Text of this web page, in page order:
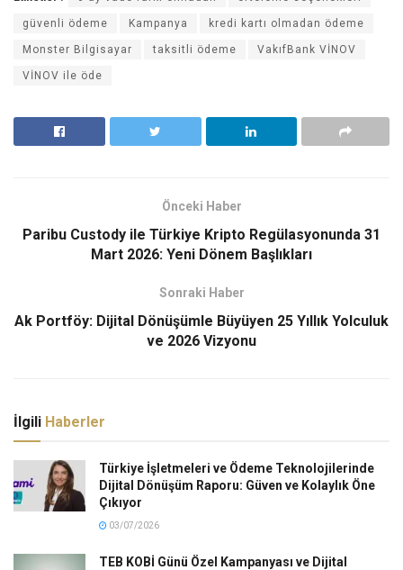
güvenli ödeme Kampanya kredi kartı olmadan ödeme
Monster Bilgisayar taksitli ödeme VakıfBank VİNOV
VİNOV ile öde
Önceki Haber
Paribu Custody ile Türkiye Kripto Regülasyonunda 31
Mart 2026: Yeni Dönem Başlıkları
Sonraki Haber
Ak Portföy: Dijital Dönüşümle Büyüyen 25 Yıllık Yolculuk
ve 2026 Vizyonu
İlgili Haberler
Türkiye İşletmeleri ve Ödeme Teknolojilerinde
Dijital Dönüşüm Raporu: Güven ve Kolaylık Öne
Çıkıyor
03/07/2026
TEB KOBİ Günü Özel Kampanyası ve Dijital